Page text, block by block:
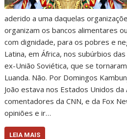
aderido a uma daquelas
organizam os bancos alimentares
com dignidade, para os pobres e
Latina, em África, nos subúrbios
ex-União Soviética, que se
Luanda. Não. Por Domingos
João estava nos Estados Unidos
comentadores da CNN, e da Fox
opiniões e ir…
LEIA MAIS